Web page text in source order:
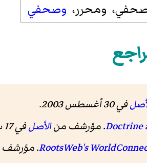
ومحرر، وصحفي
في 30 أغسطس 2003
.
الأصلفي 17 سبتمبر 2016